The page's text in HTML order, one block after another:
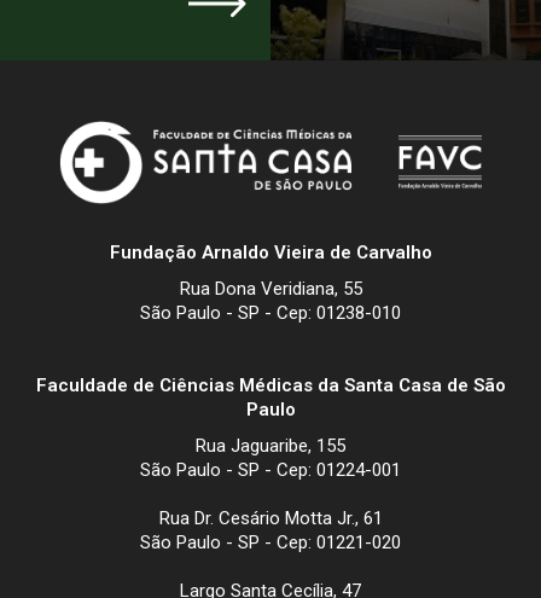
Fundação Arnaldo Vieira de Carvalho
Rua Dona Veridiana, 55
São Paulo - SP - Cep: 01238-010
Faculdade de Ciências Médicas da Santa Casa de São
Paulo
Rua Jaguaribe, 155
São Paulo - SP - Cep: 01224-001
Rua Dr. Cesário Motta Jr., 61
São Paulo - SP - Cep: 01221-020
Largo Santa Cecília, 47